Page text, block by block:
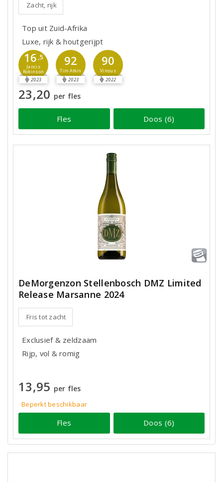
Zacht, rijk
Top uit Zuid-Afrika
Luxe, rijk & houtgerijpt
16 ,5
Jancis
Robinson
2023
92
Tim Atkin
2023
90
Vinous
2022
23,20 per fles
Fles Doos (6)
DeMorgenzon Stellenbosch DMZ Limited
Release Marsanne 2024
Fris tot zacht
Exclusief & zeldzaam
Rijp, vol & romig
13,95 per fles
Beperkt beschikbaar
Fles Doos (6)